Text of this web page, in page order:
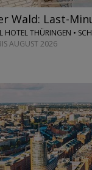
Wald: Last-
HOTEL THÜRINGEN •
AUGUST 2026